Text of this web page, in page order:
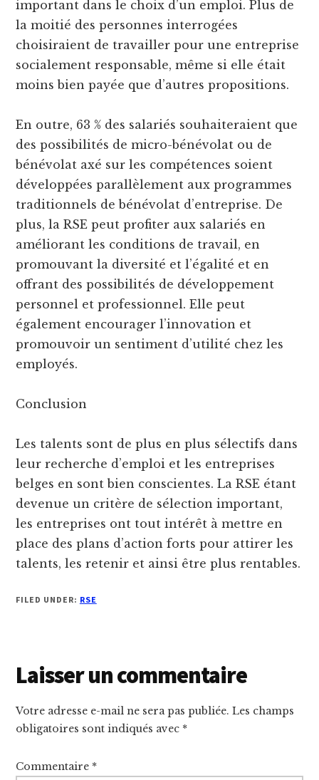
important dans le choix d’un emploi. Plus de
la moitié des personnes interrogées
choisiraient de travailler pour une entreprise
socialement responsable, même si elle était
moins bien payée que d’autres propositions.
En outre, 63 % des salariés souhaiteraient que
des possibilités de micro-bénévolat ou de
bénévolat axé sur les compétences soient
développées parallèlement aux programmes
traditionnels de bénévolat d’entreprise. De
plus, la RSE peut profiter aux salariés en
améliorant les conditions de travail, en
promouvant la diversité et l’égalité et en
offrant des possibilités de développement
personnel et professionnel. Elle peut
également encourager l’innovation et
promouvoir un sentiment d’utilité chez les
employés.
Conclusion
Les talents sont de plus en plus sélectifs dans
leur recherche d’emploi et les entreprises
belges en sont bien conscientes. La RSE étant
devenue un critère de sélection important,
les entreprises ont tout intérêt à mettre en
place des plans d’action forts pour attirer les
talents, les retenir et ainsi être plus rentables.
FILED UNDER: RSE
Reader
Interactions
Laisser un commentaire
Votre adresse e-mail ne sera pas publiée. Les champs
obligatoires sont indiqués avec *
Commentaire *